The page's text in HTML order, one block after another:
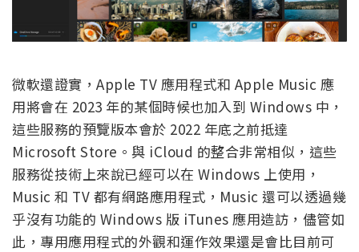
微軟還證實，Apple TV 應用程式和 Apple Music 應
用將會在 2023 年的某個時候也加入到 Windows 中，
這些服務的預覽版本會於 2022 年底之前抵達
Microsoft Store。與 iCloud 的整合非常相似，這些
服務從技術上來說已經可以在 Windows 上使用，
Music 和 TV 都有網路應用程式，Music 還可以透過幾
乎沒有功能的 Windows 版 iTunes 應用造訪，儘管如
此，專用應用程式的外觀和運作效果還是會比目前可